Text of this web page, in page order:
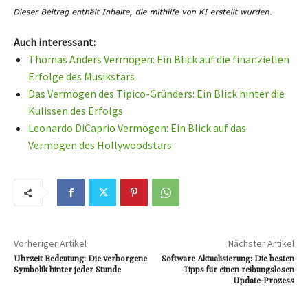
Auch interessant:
Thomas Anders Vermögen: Ein Blick auf die finanziellen
Erfolge des Musikstars
Das Vermögen des Tipico-Gründers: Ein Blick hinter die
Kulissen des Erfolgs
Leonardo DiCaprio Vermögen: Ein Blick auf das
Vermögen des Hollywoodstars
Vorheriger Artikel
Uhrzeit Bedeutung: Die verborgene
Symbolik hinter jeder Stunde
Nächster Artikel
Software Aktualisierung: Die besten
Tipps für einen reibungslosen
Update-Prozess